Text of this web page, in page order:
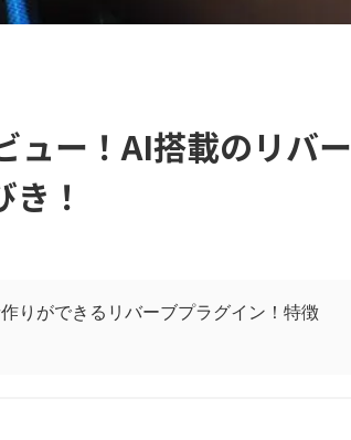
ュー！AI搭載のリバー
！
りができるリバーブプラグイン！特徴